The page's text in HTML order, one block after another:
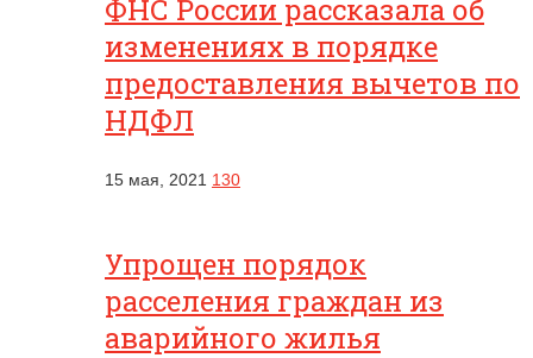
ФНС России рассказала об
изменениях в порядке
предоставления вычетов по
НДФЛ
15 мая, 2021 130
Упрощен порядок
расселения граждан из
аварийного жилья